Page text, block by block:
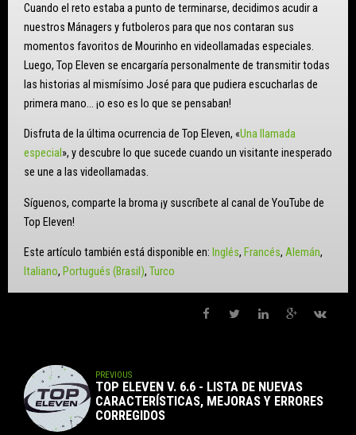
Cuando el reto estaba a punto de terminarse, decidimos acudir a
nuestros Mánagers y futboleros para que nos contaran sus
momentos favoritos de Mourinho en videollamadas especiales.
Luego, Top Eleven se encargaría personalmente de transmitir todas
las historias al mismísimo José para que pudiera escucharlas de
primera mano… ¡o eso es lo que se pensaban!
Disfruta de la última ocurrencia de Top Eleven, «Una llamada
especial », y descubre lo que sucede cuando un visitante inesperado
se une a las videollamadas.
Síguenos, comparte la broma ¡y suscríbete al canal de YouTube de
Top Eleven!
Este artículo también está disponible en: Inglés Francés Alemán
Italiano Portugués (Brasil) Turco
PREVIOUS
TOP ELEVEN V. 6.6 - LISTA DE NUEVAS
CARACTERÍSTICAS, MEJORAS Y ERRORES
CORREGIDOS